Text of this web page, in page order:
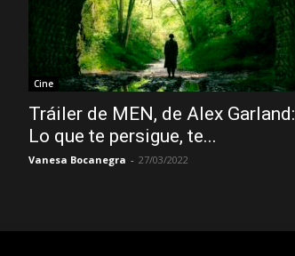
Cine
Tráiler de MEN, de Alex Garland:
Lo que te persigue, te...
Vanesa Bocanegra - 27/03/2022